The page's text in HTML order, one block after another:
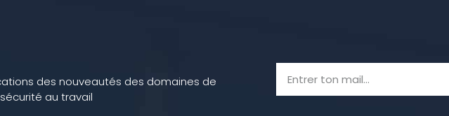
des nouveautés des domaines de
au travail